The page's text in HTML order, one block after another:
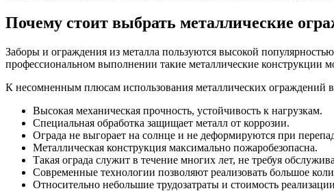
Почему стоит выбрать металлические
Заборы и ограждения из металла пользуются высокой
профессиональном выполнении такие металлические конструкции
К несомненным плюсам использования металлических ограждений
Высокая механическая прочность, устойчивость к нагрузкам.
Специальная обработка защищает металл от коррозии.
Ограда не выгорает на солнце и не деформируются при
Металлическая конструкция максимально пожаробезопасна.
Такая ограда служит в течение многих лет, не требуя
Современные технологии позволяют реализовать большое
Относительно небольшие трудозатраты и стоимость